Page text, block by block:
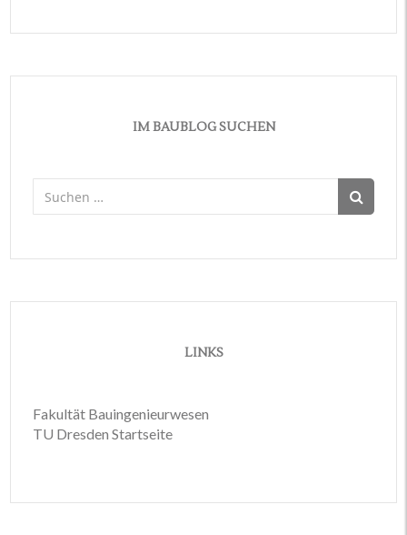
IM BAUBLOG SUCHEN
nach:
LINKS
Fakultät Bauingenieurwesen
TU Dresden Startseite